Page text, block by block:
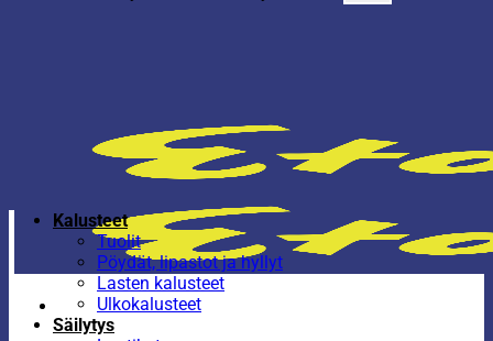
Kalusteet
Tuolit
Pöydät, lipastot ja hyllyt
Lasten kalusteet
Ulkokalusteet
Säilytys